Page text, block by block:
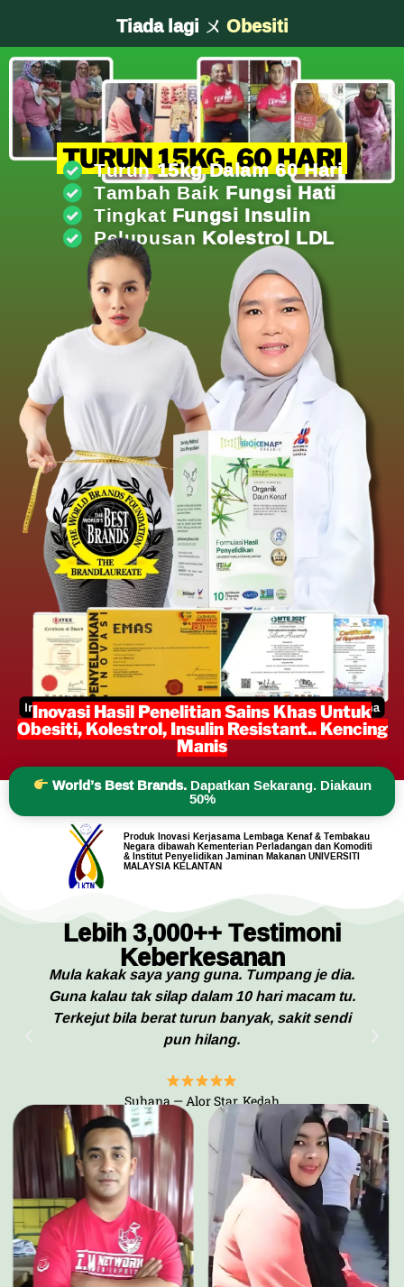
Tiada lagi ㄨKolestrol Jahat
TURUN 15KG, 60 HARI
Turun15kg Dalam 60 Hari
Tambah Baik Fungsi Hati
Tingkat Fungsi Insulin
Pelupusan Kolestrol LDL
Inovasi Hasil Penelitian Sains Khas Untuk
Obesiti, Kolestrol, Insulin Resistant.. Kencing
Manis
World’s Best Brands.Dapatkan Sekarang. Diakaun
50%
Produk Inovasi Kerjasama Lembaga Kenaf & Tembakau
Negara dibawah Kementerian Perladangan dan Komoditi
& Institut Penyelidikan Jaminan Makanan UNIVERSITI
MALAYSIA KELANTAN
Lebih 3,000++ Testimoni
Keberkesanan
Mula kakak saya yang guna. Tumpang je dia.
Guna kalau tak silap dalam 10 hari macam tu.
Terkejut bila berat turun banyak, sakit sendi
pun hilang.
Suhana — Alor Star, Kedah